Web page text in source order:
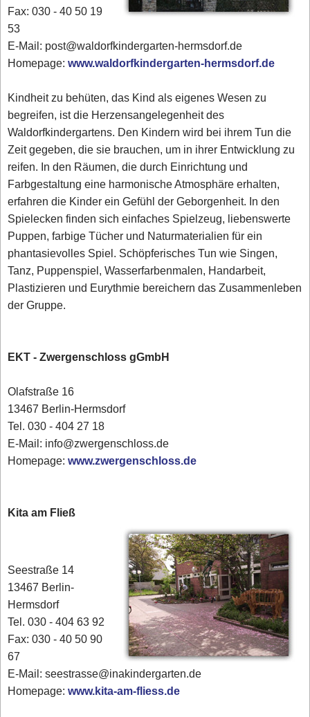
Fax: 030 - 40 50 19
53
E-Mail: post@waldorfkindergarten-hermsdorf.de
Homepage:www.waldorfkindergarten-hermsdorf.de
Kindheit zu behüten, das Kind als eigenes Wesen zu
begreifen, ist die Herzensangelegenheit des
Waldorfkindergartens. Den Kindern wird bei ihrem Tun die
Zeit gegeben, die sie brauchen, um in ihrer Entwicklung zu
reifen. In den Räumen, die durch Einrichtung und
Farbgestaltung eine harmonische Atmosphäre erhalten,
erfahren die Kinder ein Gefühl der Geborgenheit. In den
Spielecken finden sich einfaches Spielzeug, liebenswerte
Puppen, farbige Tücher und Naturmaterialien für ein
phantasievolles Spiel. Schöpferisches Tun wie Singen,
Tanz, Puppenspiel, Wasserfarbenmalen, Handarbeit,
Plastizieren und Eurythmie bereichern das Zusammenleben
der Gruppe.
EKT - Zwergenschloss gGmbH
Olafstraße 16
13467 Berlin-Hermsdorf
Tel. 030 - 404 27 18
E-Mail: info@zwergenschloss.de
Homepage:www.zwergenschloss.de
Kita am Fließ
Seestraße 14
13467 Berlin-
Hermsdorf
Tel. 030 - 404 63 92
Fax: 030 - 40 50 90
67
E-Mail: seestrasse@inakindergarten.de
Homepage:www.kita-am-fliess.de